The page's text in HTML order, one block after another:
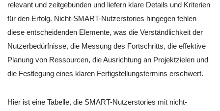
relevant und zeitgebunden und liefern klare Details und Kriterien
für den Erfolg. Nicht-SMART-Nutzerstories hingegen fehlen
diese entscheidenden Elemente, was die Verständlichkeit der
Nutzerbedürfnisse, die Messung des Fortschritts, die effektive
Planung von Ressourcen, die Ausrichtung an Projektzielen und
die Festlegung eines klaren Fertigstellungstermins erschwert.
Hier ist eine Tabelle, die SMART-Nutzerstories mit nicht-